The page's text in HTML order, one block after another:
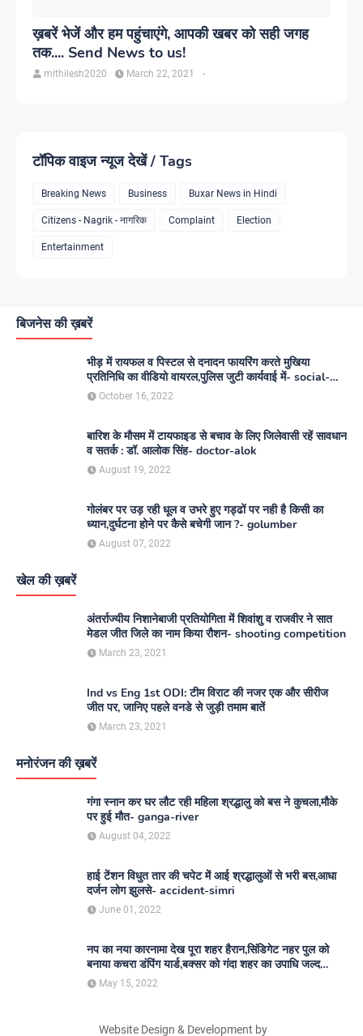
ख़बरें भेजें और हम पहुंचाएंगे, आपकी खबर को सही जगह
तक.... Send News to us!
mithilesh2020 -
March 22, 2021
टॉपिक वाइज न्यूज देखें / Tags
Breaking News Business Buxar News in Hindi
Citizens - Nagrik - नागरिक Complaint Election
Entertainment
बिजनेस की ख़बरें
भीड़ में रायफल व पिस्टल से दनादन फायरिंग करते मुखिया
प्रतिनिधि का वीडियो वायरल,पुलिस जुटी कार्यवाई में- social-
media
October 16, 2022
बारिश के मौसम में टायफाइड से बचाव के लिए जिलेवासी रहें सावधान
व सतर्क : डॉ. आलोक सिंह- doctor-alok
August 19, 2022
गोलंबर पर उड़ रही धूल व उभरे हुए गड्ढों पर नही है किसी का
ध्यान,दुर्घटना होने पर कैसे बचेगी जान ?- golumber
August 07, 2022
खेल की ख़बरें
अंतर्राज्यीय निशानेबाजी प्रतियोगिता में शिवांशु व राजवीर ने सात
मेडल जीत जिले का नाम किया रौशन- shooting competition
March 23, 2021
Ind vs Eng 1st ODI: टीम विराट की नजर एक और सीरीज
जीत पर, जानिए पहले वनडे से जुड़ी तमाम बातें
March 23, 2021
मनोरंजन की ख़बरें
गंगा स्नान कर घर लौट रही महिला श्रद्धालु को बस ने कुचला,मौके
पर हुई मौत- ganga-river
August 04, 2022
हाई टेंशन विधुत तार की चपेट में आई श्रद्धालुओं से भरी बस,आधा
दर्जन लोग झुलसे- accident-simri
June 01, 2022
नप का नया कारनामा देख पूरा शहर हैरान,सिंडिगेट नहर पुल को
बनाया कचरा डंपिंग यार्ड,बक्सर को गंदा शहर का उपाधि जल्द
दिलाएगा नगर परिषद- nagar-parishad
May 15, 2022
Website Design & Development by